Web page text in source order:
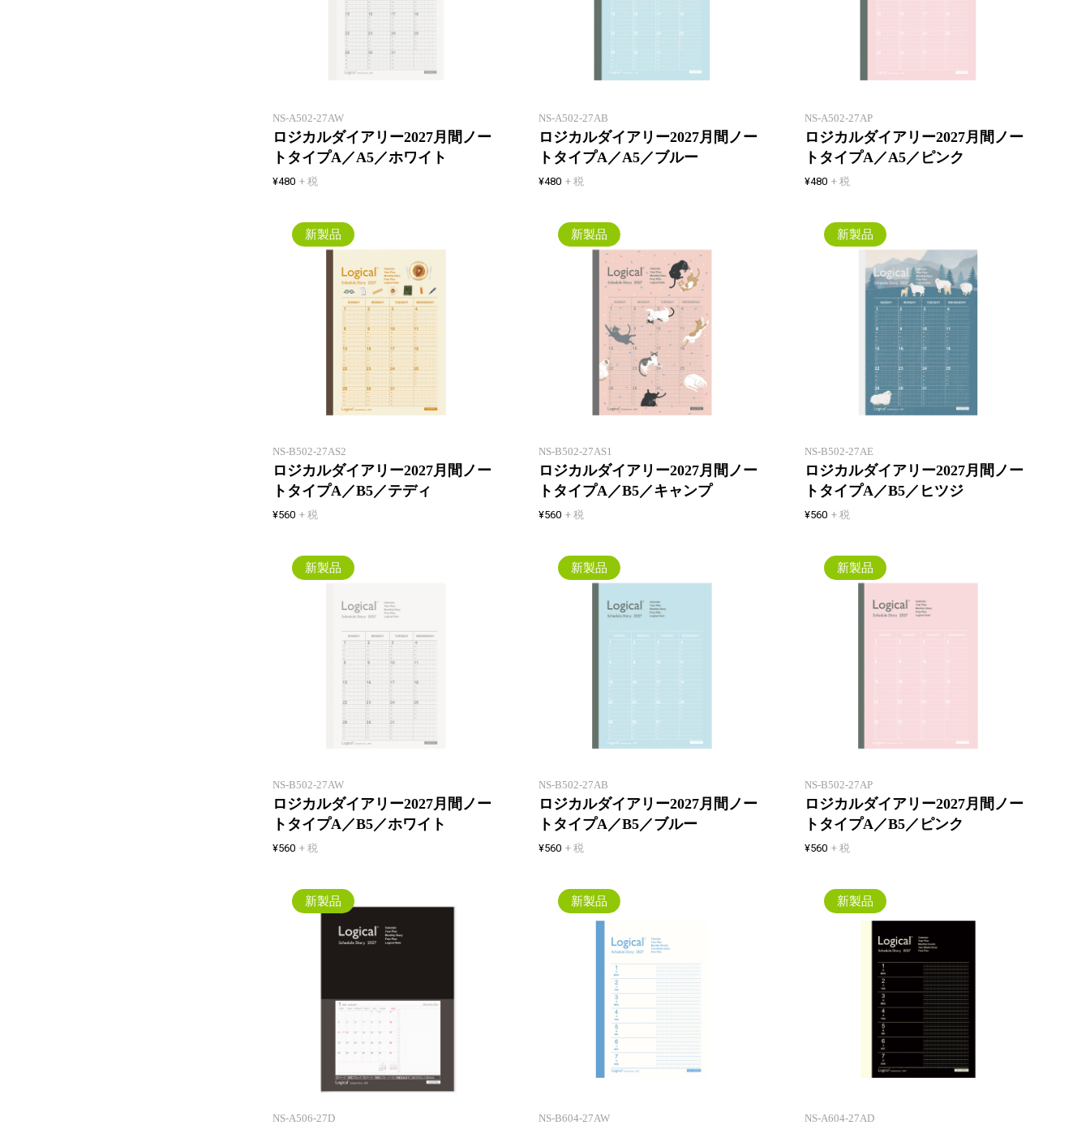
NS-A502-27AW
ロジカルダイアリー2027月間ノー
トタイプA／A5／ホワイト
イアリー。1 冊目にも2 冊目に
¥480 + 税
NS-A502-27AB
ロジカルダイアリー2027月間ノー
トタイプA／A5／ブルー
¥480 + 税
NS-A502-27AP
ロジカルダイアリー2027月間ノー
トタイプA／A5／ピンク
¥480 + 税
新製品
NS-B502-27AS2
ロジカルダイアリー2027月間ノー
トタイプA／B5／テディ
一年間安心して使えるロジカルダ
イアリー。1 冊目にも2 冊目に
¥560 + 税
新製品
NS-B502-27AS1
ロジカルダイアリー2027月間ノー
トタイプA／B5／キャンプ
一年間安心して使えるロジカルダ
イアリー。1 冊目にも2 冊目に
¥560 + 税
新製品
NS-B502-27AE
ロジカルダイアリー2027月間ノー
トタイプA／B5／ヒツジ
¥560 + 税
新製品
NS-B502-27AW
ロジカルダイアリー2027月間ノー
トタイプA／B5／ホワイト
¥560 + 税
新製品
NS-B502-27AB
ロジカルダイアリー2027月間ノー
トタイプA／B5／ブルー
¥560 + 税
新製品
NS-B502-27AP
ロジカルダイアリー2027月間ノー
トタイプA／B5／ピンク
¥560 + 税
新製品
NS-A506-27D
「月曜始まり」のカバー付きロジ
カルダイアリー。右側ノート付き
新製品
NS-B604-27AW
薄いウィークリー！見開き2週間
でマンスリーと同じページ数！一
年間、マンスリーとの併用でスケ
新製品
NS-A604-27AD